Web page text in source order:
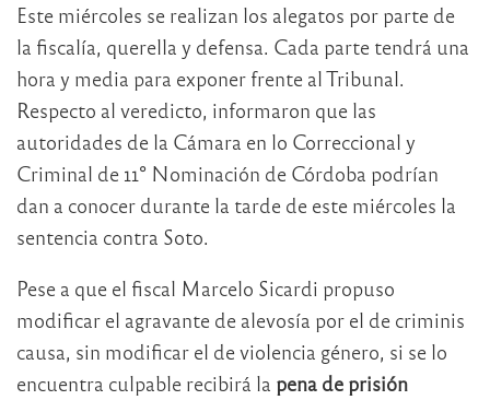
Este miércoles se realizan los alegatos por parte de
la fiscalía, querella y defensa. Cada parte tendrá una
hora y media para exponer frente al Tribunal.
Respecto al veredicto, informaron que las
autoridades de la Cámara en lo Correccional y
Criminal de 11° Nominación de Córdoba podrían
dan a conocer durante la tarde de este miércoles la
sentencia contra Soto.
Pese a que el fiscal Marcelo Sicardi propuso
modificar el agravante de alevosía por el de criminis
causa, sin modificar el de violencia género, si se lo
encuentra culpable recibirá la pena de prisión